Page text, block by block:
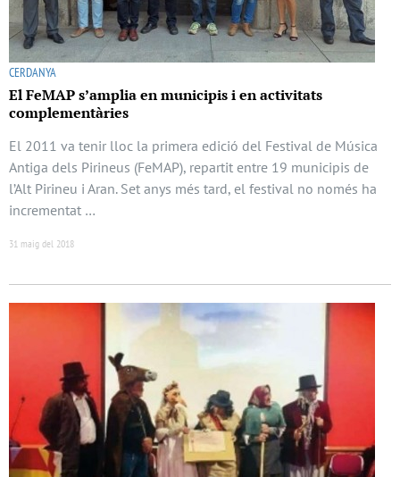
CERDANYA
El FeMAP s’amplia en municipis i en activitats
complementàries
El 2011 va tenir lloc la primera edició del Festival de Música
Antiga dels Pirineus (FeMAP), repartit entre 19 municipis de
l’Alt Pirineu i Aran. Set anys més tard, el festival no només ha
incrementat …
31 maig del 2018